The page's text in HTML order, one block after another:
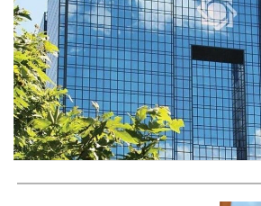
منقضی شده رسیدگی می شوند